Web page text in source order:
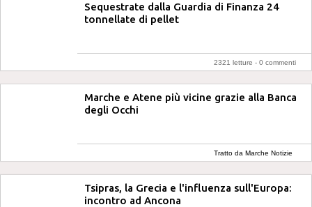
Sequestrate dalla Guardia di Finanza 24
tonnellate di pellet
2321 letture - 0 commenti
Marche e Atene più vicine grazie alla Banca
degli Occhi
Tratto da Marche Notizie
Tsipras, la Grecia e l'influenza sull'Europa:
incontro ad Ancona